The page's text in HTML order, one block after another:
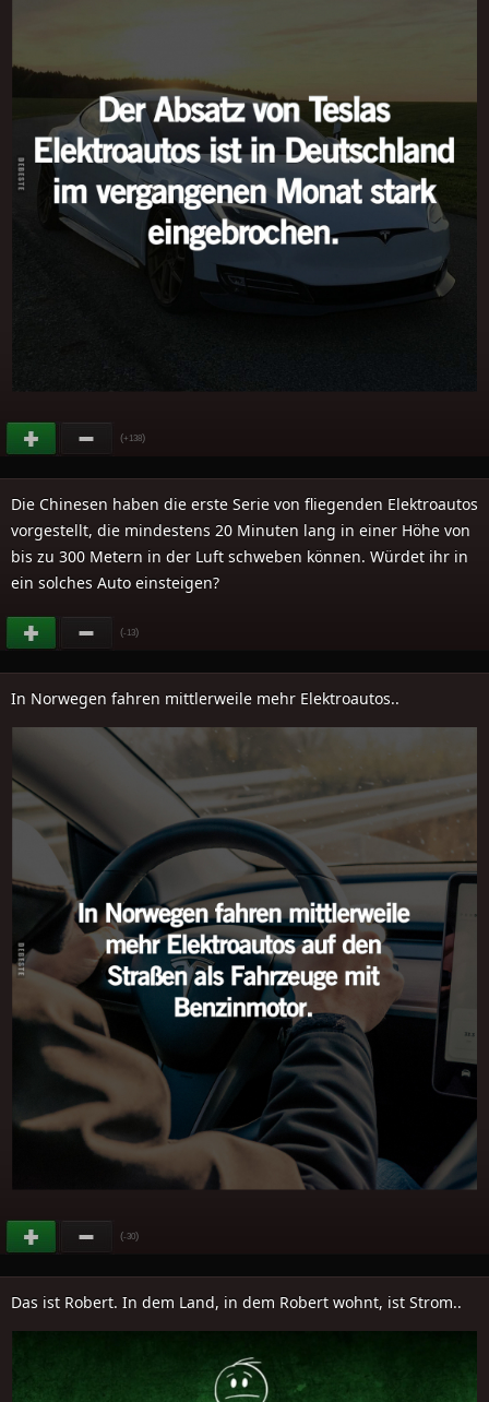
(+138)
Die Chinesen haben die erste Serie von fliegenden Elektroautos
vorgestellt, die mindestens 20 Minuten lang in einer Höhe von
bis zu 300 Metern in der Luft schweben können. Würdet ihr in
ein solches Auto einsteigen?
(-13)
In Norwegen fahren mittlerweile mehr Elektroautos..
(-30)
Das ist Robert. In dem Land, in dem Robert wohnt, ist Strom..